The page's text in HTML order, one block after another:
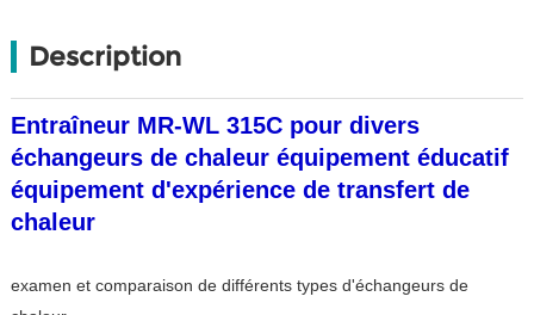
Description
Entraîneur MR-WL 315C pour divers
échangeurs de chaleur équipement éducatif
équipement d'expérience de transfert de
chaleur
examen et comparaison de différents types d'échangeurs de